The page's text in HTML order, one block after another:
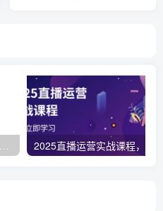
AI短视频创作运营，揭秘算法、文案创作与私域引流，助你掌握流量密码